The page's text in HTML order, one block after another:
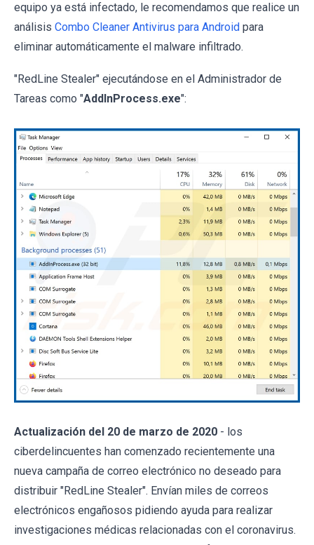
equipo ya está infectado, le recomendamos que realice un
análisis Combo Cleaner Antivirus para Android para
eliminar automáticamente el malware infiltrado.
"RedLine Stealer" ejecutándose en el Administrador de
Tareas como "AddInProcess.exe":
Actualización del 20 de marzo de 2020 - los
ciberdelincuentes han comenzado recientemente una
nueva campaña de correo electrónico no deseado para
distribuir "RedLine Stealer". Envían miles de correos
electrónicos engañosos pidiendo ayuda para realizar
investigaciones médicas relacionadas con el coronavirus.